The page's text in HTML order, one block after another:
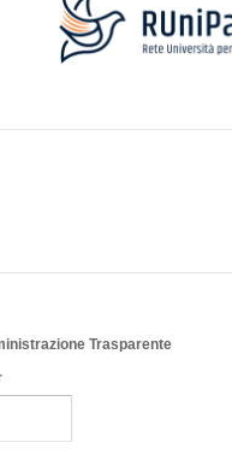
Trasparente